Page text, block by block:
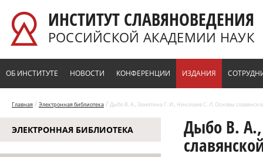
ИНСТИТУТ СЛАВЯНОВЕДЕНИЯ
РОССИЙСКОЙ АКАДЕМИИ НАУК
ОБ ИНСТИТУТЕ НОВОСТИ КОНФЕРЕНЦИИ ИЗДАНИЯ
Главная / Электронная библиотека / Дыбо В. А., Замятина Г. И., Николаев С. Л. Основы
ЭЛЕКТРОННАЯ БИБЛИОТЕКА Дыбо В.